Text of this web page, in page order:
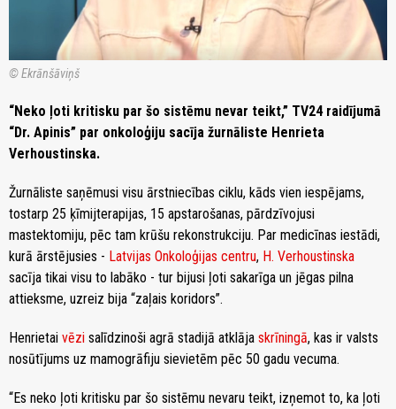
© Ekrānšāviņš
“Neko ļoti kritisku par šo sistēmu nevar teikt,” TV24 raidījumā
“Dr. Apinis” par onkoloģiju sacīja žurnāliste Henrieta
Verhoustinska.
Žurnāliste saņēmusi visu ārstniecības ciklu, kāds vien iespējams,
tostarp 25 ķīmijterapijas, 15 apstarošanas, pārdzīvojusi
mastektomiju, pēc tam krūšu rekonstrukciju. Par medicīnas iestādi,
kurā ārstējusies - Latvijas Onkoloģijas centru, H. Verhoustinska
sacīja tikai visu to labāko - tur bijusi ļoti sakarīga un jēgas pilna
attieksme, uzreiz bija “zaļais koridors”.
Henrietai vēzi salīdzinoši agrā stadijā atklāja skrīningā, kas ir valsts
nosūtījums uz mamogrāfiju sievietēm pēc 50 gadu vecuma.
“Es neko ļoti kritisku par šo sistēmu nevaru teikt, izņemot to, ka ļoti